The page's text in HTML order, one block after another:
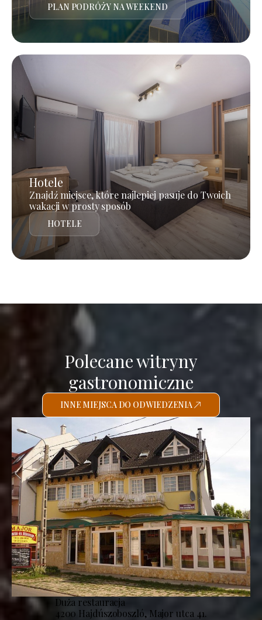
PLAN PODRÓŻY NA WEEKEND
Hotele
Znajdź miejsce, które najlepiej pasuje do Twoich
wakacji w prosty sposób
HOTELE
Polecane witryny
gastronomiczne
INNE MIEJSCA DO ODWIEDZENIA
Duża restauracja
4200 Hajdúszoboszló, Major utca 41.